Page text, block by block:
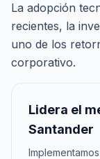
La adopción
recientes, la
uno de los
corporativo.
Lidera el
Santander